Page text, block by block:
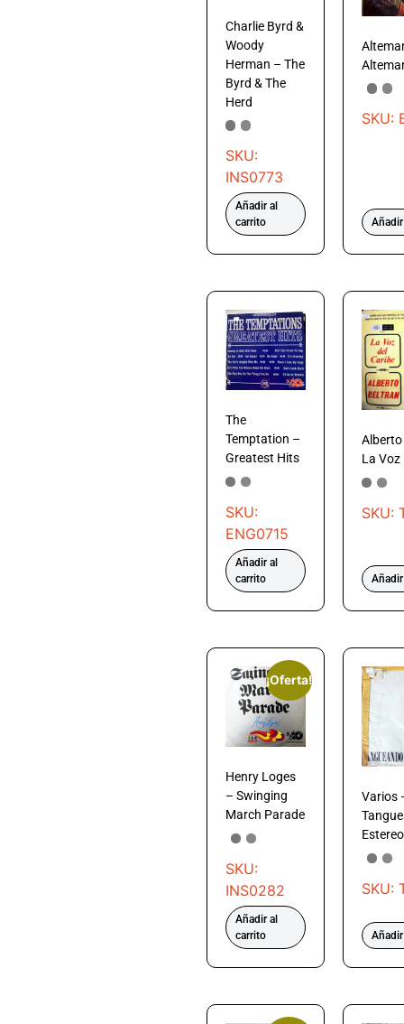
Charlie Byrd &
Woody
Herman – The
Byrd & The
Herd
SKU:
INS0773
Añadir al
carrito
SKU:
The
Temptation –
Greatest Hits
SKU:
ENG0715
Añadir al
carrito
La Voz
SKU:
¡Oferta!
Henry Loges
– Swinging
March Parade
SKU:
INS0282
Añadir al
carrito
Varios
Estereo
SKU: